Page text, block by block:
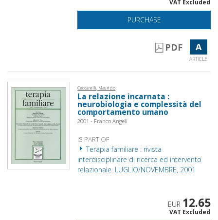
VAT Excluded
PURCHASE
PDF A
ARTICLE
Ceccarelli, Maurizio
La relazione incarnata :
neurobiologia e complessità del
comportamento umano
2001 - Franco Angeli
IS PART OF
Terapia familiare : rivista
interdisciplinare di ricerca ed intervento
relazionale. LUGLIO/NOVEMBRE, 2001
EUR 12.65
VAT Excluded